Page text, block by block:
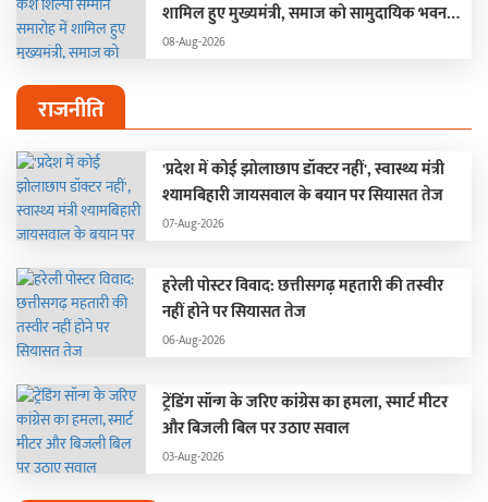
शामिल हुए मुख्यमंत्री, समाज को सामुदायिक भवन
निर्माण के लिए 50 लाख रुपये प्रदान करने की घोषणा
08-Aug-2026
राजनीति
'प्रदेश में कोई झोलाछाप डॉक्टर नहीं', स्वास्थ्य मंत्री
श्यामबिहारी जायसवाल के बयान पर सियासत तेज
07-Aug-2026
हरेली पोस्टर विवाद: छत्तीसगढ़ महतारी की तस्वीर
नहीं होने पर सियासत तेज
06-Aug-2026
ट्रेंडिंग सॉन्ग के जरिए कांग्रेस का हमला, स्मार्ट मीटर
और बिजली बिल पर उठाए सवाल
03-Aug-2026